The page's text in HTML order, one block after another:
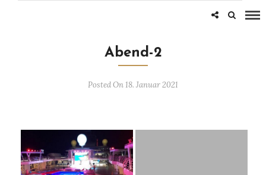
Abend-2
Posted On 18. Januar 2021